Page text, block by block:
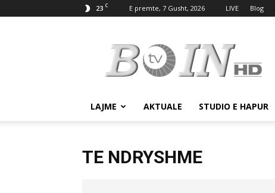
23 C E premte, 7 Gusht, 2026 LIVE Blog
Boin
LAJME AKTUALE STUDIO E HAPUR
TE NDRYSHME